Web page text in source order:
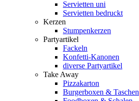
Servietten uni
Servietten bedruckt
Kerzen
Stumpenkerzen
Partyartikel
Fackeln
Konfetti-Kanonen
diverse Partyartikel
Take Away
Pizzakarton
Burgerboxen & Taschen